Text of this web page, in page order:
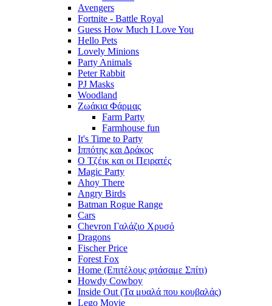
Avengers
Fortnite - Battle Royal
Guess How Much I Love You
Hello Pets
Lovely Minions
Party Animals
Peter Rabbit
PJ Masks
Woodland
Ζωάκια Φάρμας
Farm Party
Farmhouse fun
It's Time to Party
Ιππότης και Δράκος
Ο Τζέικ και οι Πειρατές
Magic Party
Ahoy There
Angry Birds
Batman Rogue Range
Cars
Chevron Γαλάζιο Χρυσό
Dragons
Fischer Price
Forest Fox
Home (Επιτέλους φτάσαμε Σπίτι)
Howdy Cowboy
Inside Out (Τα μυαλά που κουβαλάς)
Lego Movie